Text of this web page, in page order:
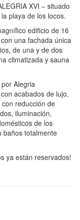
XVI – situado
playa de los locos.
edificio de 16
una fachada única
de una y de dos
climatizada y sauna
Alegria
acabados de lujo,
reducción de
iluminación,
de los
baños totalmente
ya están reservados!